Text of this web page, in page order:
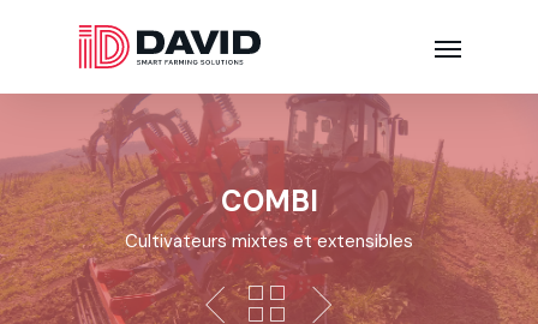
COMBI
Cultivateurs mixtes et extensibles